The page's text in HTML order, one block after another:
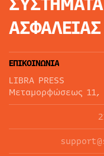
ΑΣΦΑΛΕΙΑΣ
ΕΠΙΚΟΙΝΩΝΙΑ
LIBRA PRESS
Μεταμορφώσεως 11,